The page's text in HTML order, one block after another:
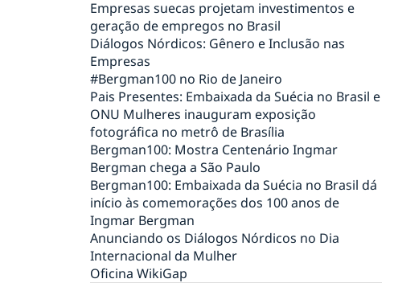
Empresas suecas projetam investimentos e
geração de empregos no Brasil
Diálogos Nórdicos: Gênero e Inclusão nas
Empresas
#Bergman100 no Rio de Janeiro
Pais Presentes: Embaixada da Suécia no Brasil e
ONU Mulheres inauguram exposição
fotográfica no metrô de Brasília
Bergman100: Mostra Centenário Ingmar
Bergman chega a São Paulo
Bergman100: Embaixada da Suécia no Brasil dá
início às comemorações dos 100 anos de
Ingmar Bergman
Anunciando os Diálogos Nórdicos no Dia
Internacional da Mulher
Oficina WikiGap